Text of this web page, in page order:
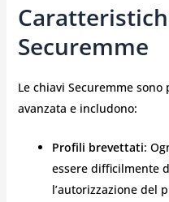
Securemme
Le chiavi Securemme
avanzata e includono:
Profili brevettati:
essere difficilmente
l’autorizzazione del